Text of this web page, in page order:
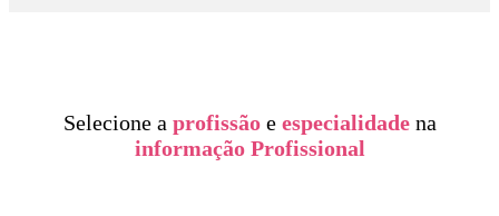
Selecione a profissãoe especialidade na
informação Profissional